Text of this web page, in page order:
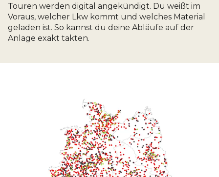
Touren werden digital angekündigt. Du weißt im
Voraus, welcher Lkw kommt und welches Material
geladen ist. So kannst du deine Abläufe auf der
Anlage exakt takten.